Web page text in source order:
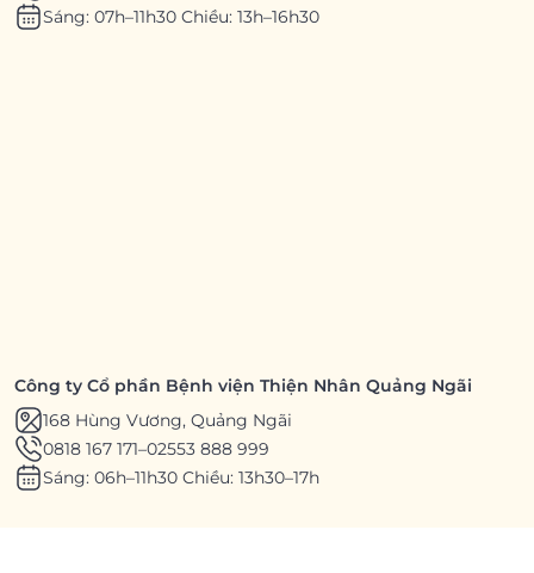
Sáng: 07h–11h30 Chiều: 13h–16h30
Công ty Cổ phần Bệnh viện Thiện Nhân Quảng Ngãi
168 Hùng Vương, Quảng Ngãi
0818 167 171–02553 888 999
Sáng: 06h–11h30 Chiều: 13h30–17h